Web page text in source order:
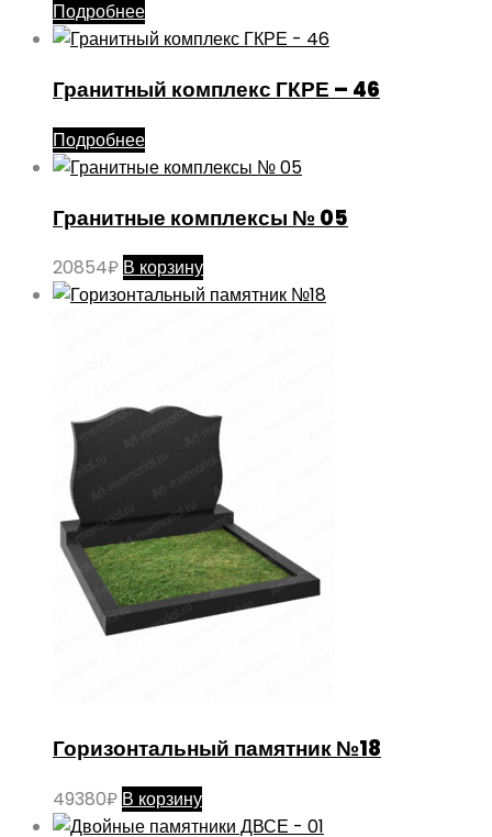
Подробнее
Гранитный комплекс ГКРЕ – 46
Подробнее
Гранитные комплексы № 05
20854₽ В корзину
Горизонтальный памятник №18
49380₽ В корзину